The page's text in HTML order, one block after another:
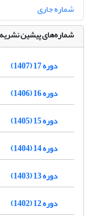
شماره جاری
شماره‌های پیشین نشریه
دوره 17 (1407)
دوره 16 (1406)
دوره 15 (1405)
دوره 14 (1404)
دوره 13 (1403)
دوره 12 (1402)